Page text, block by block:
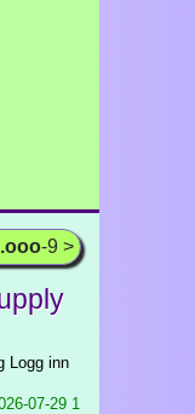
-9 >
Logg inn
07-29 1